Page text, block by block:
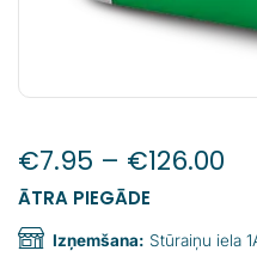
€7.95 – €126.00
ĀTRA PIEGĀDE
Izņemšana: Stūraiņu iela